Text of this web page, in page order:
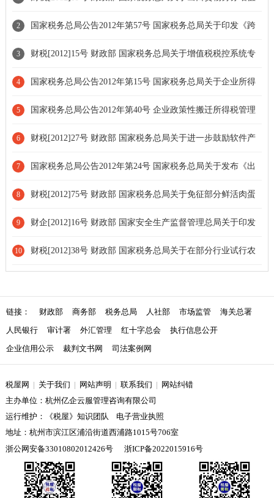
税和消费税政策的通知[全文废止]
2 国家税务总局公告2012年第57号 国家税务总局关于印发《跨
地区经营汇总纳税企业所得税征收管理办法》的公告[部分废止]
3 财税[2012]15号 财政部 国家税务总局关于增值税税控系统专
用设备和技术维护费用抵减增值税税额有关政策的通知[条款失效]
4 国家税务总局公告2012年第15号 国家税务总局关于企业所得
税应纳税所得额若干税务处理问题的公告[条款失效]
5 国家税务总局公告2012年第40号 企业政策性搬迁所得税管理
办法[条款失效]
6 财税[2012]27号 财政部 国家税务总局关于进一步鼓励软件产
业和集成电路产业发展企业所得税政策的通知[条款失效]
7 国家税务总局公告2012年第24号 国家税务总局关于发布《出
口货物劳务增值税和消费税管理办法》的公告[全文废止]
8 财税[2012]75号 财政部 国家税务总局关于免征部分鲜活肉蛋
产品流通环节增值税政策的通知[条款废止]
9 财企[2012]16号 财政部 国家安全生产监督管理总局关于印发
《企业安全生产费用提取和使用管理办法》的通知[全文废止]
10 财税[2012]38号 财政部 国家税务总局关于在部分行业试行农
链接： 财政部 商务部 税务总局 人社部 市场监管
海关总署
人民银行
审计署 外汇管理 红十字总会
执行信息公开
企业信用公示
裁判文书网 司法案例网
税屋网 | 关于我们 | 网站声明 | 联系我们 | 网站纠错
主办单位：杭州亿企云服管理咨询有限公司
运行维护：《税屋》知识团队 电子营业执照
地址：杭州市滨江区浦沿街道西浦路1015号706室
浙公网安备33010802012426号
浙ICP备2022015916号